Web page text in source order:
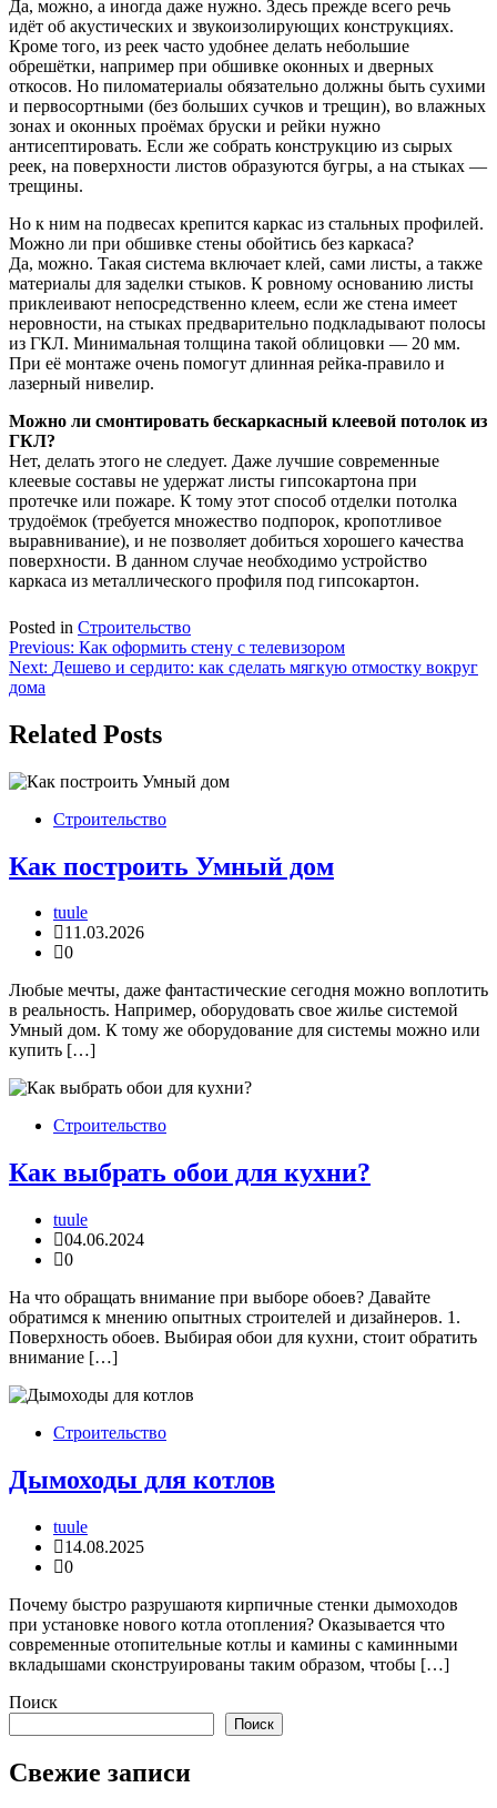
Да, можно, а иногда даже нужно. Здесь прежде всего речь
идёт об акустических и звукоизолирующих конструкциях.
Кроме того, из реек часто удобнее делать небольшие
обрешётки, например при обшивке оконных и дверных
откосов. Но пиломатериалы обязательно должны быть сухими
и первосортными (без больших сучков и трещин), во влажных
зонах и оконных проёмах бруски и рейки нужно
антисептировать. Если же собрать конструкцию из сырых
реек, на поверхности листов образуются бугры, а на стыках —
трещины.
Но к ним на подвесах крепится каркас из стальных профилей.
Можно ли при обшивке стены обойтись без каркаса?
Да, можно. Такая система включает клей, сами листы, а также
материалы для заделки стыков. К ровному основанию листы
приклеивают непосредственно клеем, если же стена имеет
неровности, на стыках предварительно подкладывают полосы
из ГКЛ. Минимальная толщина такой облицовки — 20 мм.
При её монтаже очень помогут длинная рейка-правило и
лазерный нивелир.
Можно ли смонтировать бескаркасный клеевой потолок из
ГКЛ?
Нет, делать этого не следует. Даже лучшие современные
клеевые составы не удержат листы гипсокартона при
протечке или пожаре. К тому этот способ отделки потолка
трудоёмок (требуется множество подпорок, кропотливое
выравнивание), и не позволяет добиться хорошего качества
поверхности. В данном случае необходимо устройство
каркаса из металлического профиля под гипсокартон.
Posted in Строительство
Навигация
по
Previous: Как оформить стену с телевизором
Next: Дешево и сердито: как сделать мягкую отмостку вокруг
дома
Related Posts
Строительство
Как построить Умный дом
tuule
11.03.2026
0
Любые мечты, даже фантастические сегодня можно воплотить
в реальность. Например, оборудовать свое жилье системой
Умный дом. К тому же оборудование для системы можно или
купить […]
Строительство
Как выбрать обои для кухни?
tuule
04.06.2024
0
На что обращать внимание при выборе обоев? Давайте
обратимся к мнению опытных строителей и дизайнеров. 1.
Поверхность обоев. Выбирая обои для кухни, стоит обратить
внимание […]
Строительство
Дымоходы для котлов
tuule
14.08.2025
0
Почему быстро разрушаютя кирпичные стенки дымоходов
при установке нового котла отопления? Оказывается что
современные отопительные котлы и камины с каминными
вкладышами сконструированы таким образом, чтобы […]
Поиск
Поиск
Свежие записи